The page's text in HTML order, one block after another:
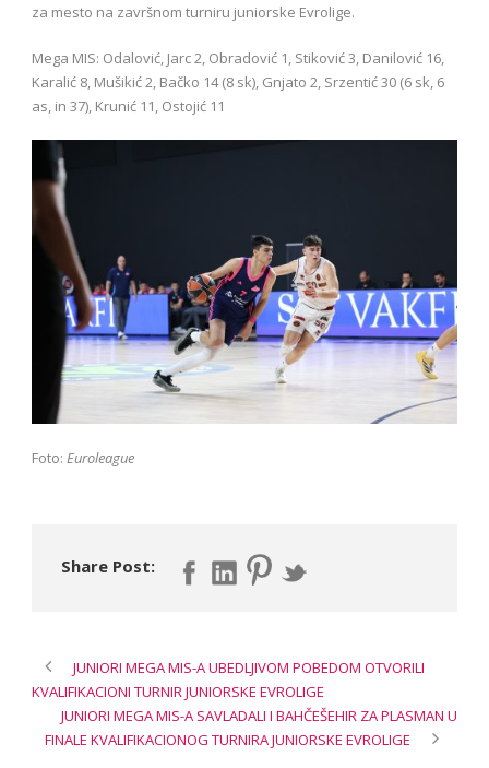
za mesto na završnom turniru juniorske Evrolige.
Mega MIS: Odalović, Jarc 2, Obradović 1, Stiković 3, Danilović 16,
Karalić 8, Mušikić 2, Bačko 14 (8 sk), Gnjato 2, Srzentić 30 (6 sk, 6
as, in 37), Krunić 11, Ostojić 11
Foto: Euroleague
Share Post:
JUNIORI MEGA MIS-A UBEDLJIVOM POBEDOM OTVORILI
KVALIFIKACIONI TURNIR JUNIORSKE EVROLIGE
JUNIORI MEGA MIS-A SAVLADALI I BAHČEŠEHIR ZA PLASMAN U
FINALE KVALIFIKACIONOG TURNIRA JUNIORSKE EVROLIGE